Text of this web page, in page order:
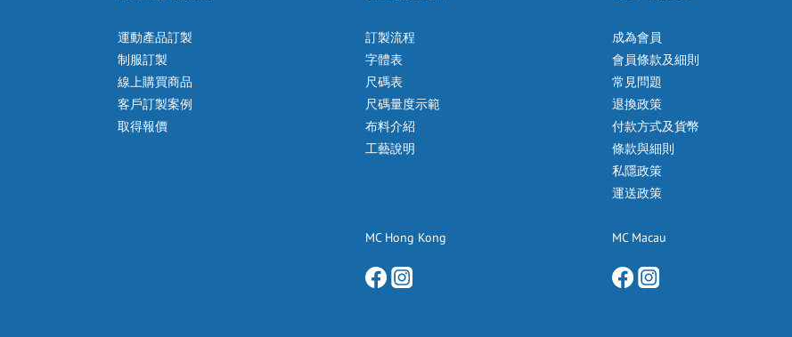
運動產品訂製
制服訂製
線上購買商品
客戶訂製案例
取得報價
訂製流程
字體表
尺碼表
尺碼量度示範
布料介紹
工藝說明
MC Hong Kong
成為會員
會員條款及細則
常見問題
退換政策
付款方式及貨幣
條款與細則
私隱政策
運送政策
MC Macau